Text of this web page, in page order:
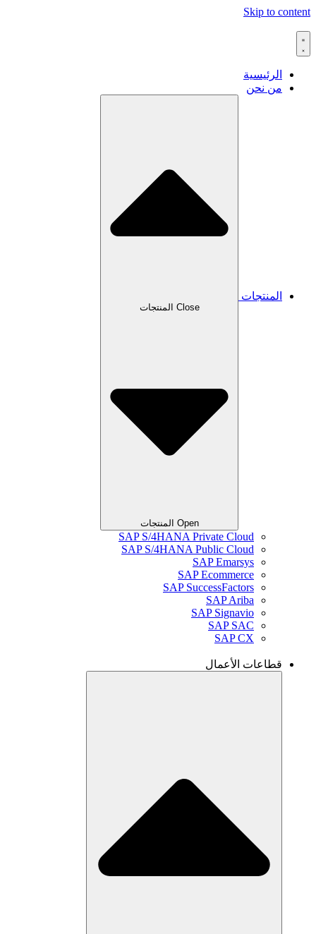
Skip to content
الرئيسية
من نحن
المنتجات
Close المنتجات
Open المنتجات
SAP S/4HANA Private Cloud
SAP S/4HANA Public Cloud
SAP Emarsys
SAP Ecommerce
SAP SuccessFactors
SAP Ariba
SAP Signavio
SAP SAC
SAP CX
قطاعات الأعمال